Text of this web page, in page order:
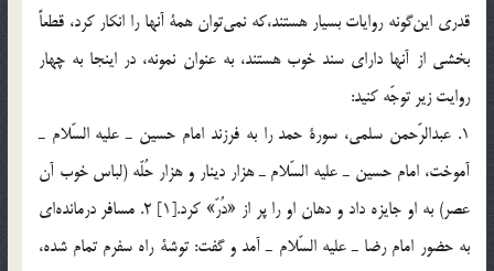
قدري اين‌گونه روايات بسيار هستند،كه نمي‌توان همة آنها را انكار كرد، قطعاً
بخشي از آنها داراي سند خوب هستند، به عنوان نمونه، در اينجا به چهار
روايت زير توجّه كنيد:
1. عبدالرّحمن سلمي، سورة حمد را به فرزند امام حسين ـ عليه السّلام ـ
آموخت، امام حسين ـ عليه السّلام ـ هزار دينار و هزار حُلّه (لباس خوب آن
عصر) به او جايزه داد و دهان او را پر از «دُرّ» كرد.[1] 2. مسافر درمانده‌اي
به حضور امام رضا ـ عليه السّلام ـ آمد و گفت: توشة راه سفرم تمام شده،